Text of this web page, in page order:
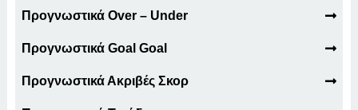
Προγνωστικά Over – Under
Προγνωστικά Goal Goal
Προγνωστικά Ακριβές Σκορ